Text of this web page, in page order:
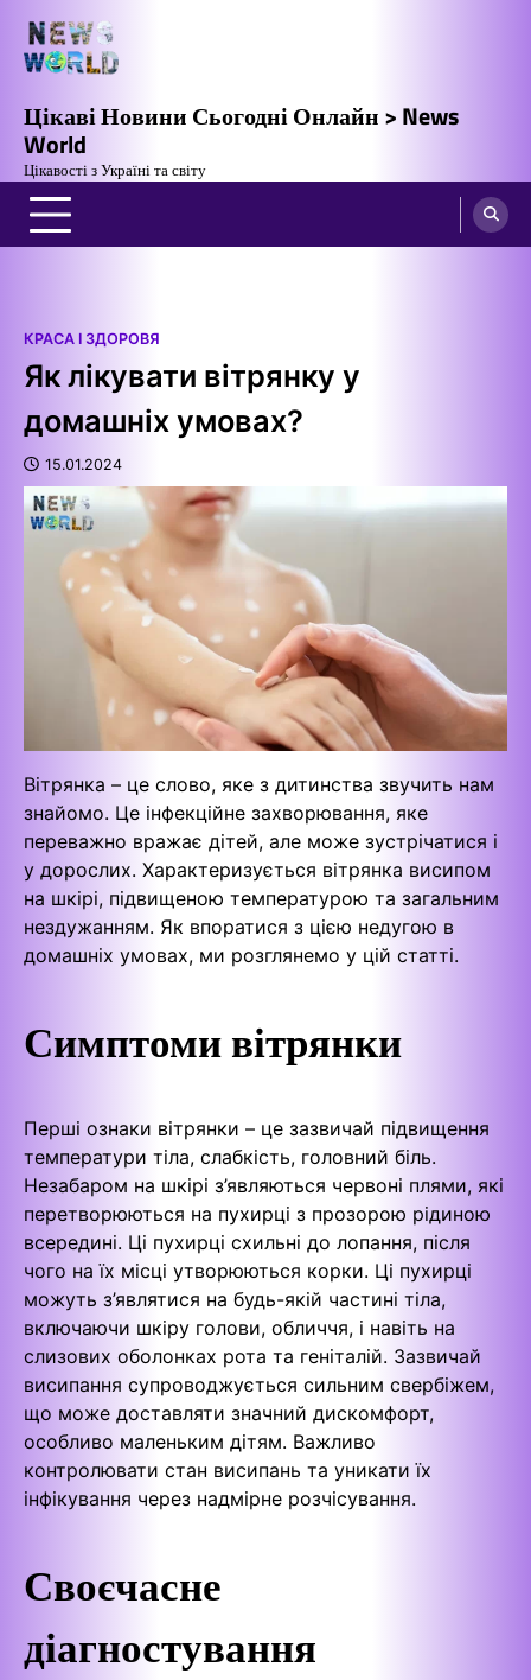
вмісту
Цікаві Новини Сьогодні Онлайн > News
World
Цікавості з Україні та світу
КРАСА І ЗДОРОВЯ
Як лікувати вітрянку у
домашніх умовах?
15.01.2024
Вітрянка – це слово, яке з дитинства звучить нам
знайомо. Це інфекційне захворювання, яке
переважно вражає дітей, але може зустрічатися і
у дорослих. Характеризується вітрянка висипом
на шкірі, підвищеною температурою та загальним
нездужанням. Як впоратися з цією недугою в
домашніх умовах, ми розглянемо у цій статті.
Симптоми вітрянки
Перші ознаки вітрянки – це зазвичай підвищення
температури тіла, слабкість, головний біль.
Незабаром на шкірі з’являються червоні плями, які
перетворюються на пухирці з прозорою рідиною
всередині. Ці пухирці схильні до лопання, після
чого на їх місці утворюються корки. Ці пухирці
можуть з’являтися на будь-якій частині тіла,
включаючи шкіру голови, обличчя, і навіть на
слизових оболонках рота та геніталій. Зазвичай
висипання супроводжується сильним свербіжем,
що може доставляти значний дискомфорт,
особливо маленьким дітям. Важливо
контролювати стан висипань та уникати їх
інфікування через надмірне розчісування.
Своєчасне
діагностування